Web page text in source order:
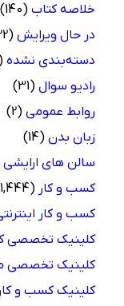
خلاصه کتاب (140)
در حال ویرایش (422)
دسته‌بندی نشده (180)
رادیو سوال (31)
روابط عمومی (2)
زبان بدن (14)
سالن های ارایشی و
کسب و کار (1,444)
کسب و کار اینترنتی (492)
کلینیک تخصصی کسب
کلینیک تخصصی
کلینیک کسب و کار (7)